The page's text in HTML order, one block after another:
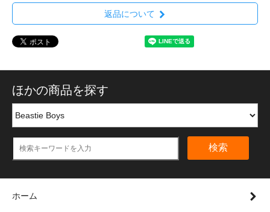
返品について
ほかの商品を探す
検索
ホーム